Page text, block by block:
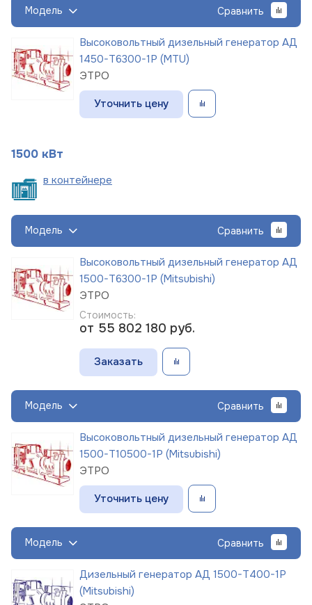
Модель Сравнить
Высоковольтный дизельный генератор АД
1450-Т6300-1Р (MTU)
ЭТРО
Уточнить цену
1500 кВт
в контейнере
Модель Сравнить
Высоковольтный дизельный генератор АД
1500-Т6300-1Р (Mitsubishi)
ЭТРО
Стоимость:
от 55 802 180 руб.
Заказать
Модель Сравнить
Высоковольтный дизельный генератор АД
1500-Т10500-1Р (Mitsubishi)
ЭТРО
Уточнить цену
Модель Сравнить
Дизельный генератор АД 1500-Т400-1Р
(Mitsubishi)